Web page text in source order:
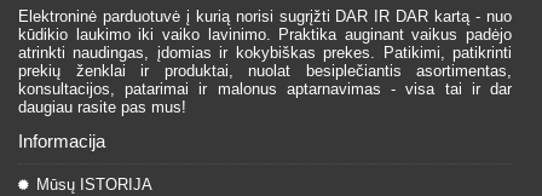
Elektroninė parduotuvė į kurią norisi sugrįžti DAR IR DAR kartą - nuo
kūdikio laukimo iki vaiko lavinimo. Praktika auginant vaikus padėjo
atrinkti naudingas, įdomias ir kokybiškas prekes. Patikimi, patikrinti
prekių ženklai ir produktai, nuolat besiplečiantis asortimentas,
konsultacijos, patarimai ir malonus aptarnavimas - visa tai ir dar
daugiau rasite pas mus!
Informacija
Mūsų ISTORIJA